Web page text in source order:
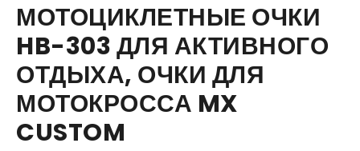
МОТОЦИКЛЕТНЫЕ ОЧКИ
HB-303 ДЛЯ АКТИВНОГО
ОТДЫХА, ОЧКИ ДЛЯ
МОТОКРОССА MX
CUSTOM